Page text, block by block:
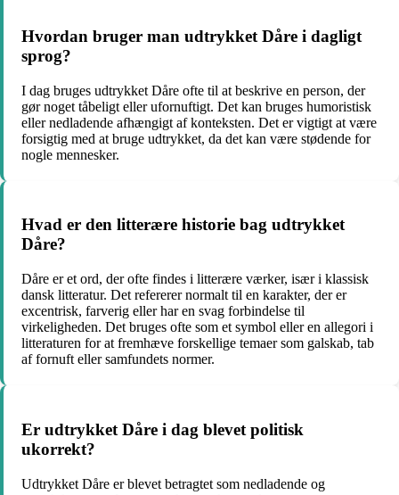
Hvordan bruger man udtrykket Dåre i dagligt
sprog?
I dag bruges udtrykket Dåre ofte til at beskrive en person, der
gør noget tåbeligt eller ufornuftigt. Det kan bruges humoristisk
eller nedladende afhængigt af konteksten. Det er vigtigt at være
forsigtig med at bruge udtrykket, da det kan være stødende for
nogle mennesker.
Hvad er den litterære historie bag udtrykket
Dåre?
Dåre er et ord, der ofte findes i litterære værker, især i klassisk
dansk litteratur. Det refererer normalt til en karakter, der er
excentrisk, farverig eller har en svag forbindelse til
virkeligheden. Det bruges ofte som et symbol eller en allegori i
litteraturen for at fremhæve forskellige temaer som galskab, tab
af fornuft eller samfundets normer.
Er udtrykket Dåre i dag blevet politisk
ukorrekt?
Udtrykket Dåre er blevet betragtet som nedladende og